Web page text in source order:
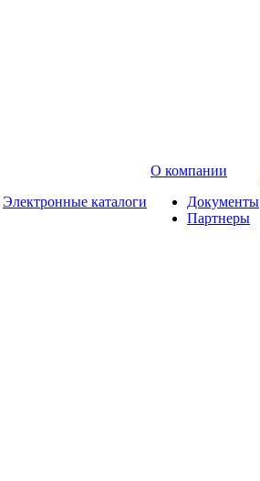
Электронные каталоги
О компании
Документы
Партнеры